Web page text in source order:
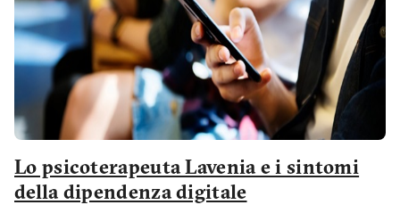
Lo psicoterapeuta Lavenia e i sintomi
della dipendenza digitale